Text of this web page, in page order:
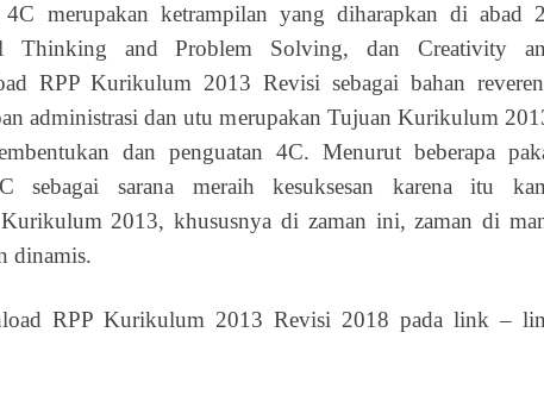
merupakan ketrampilan yang diharapkan di abad
Thinking and Problem Solving, dan Creativity
RPP Kurikulum 2013 Revisi sebagai bahan
administrasi dan utu merupakan Tujuan Kurikulum
dan penguatan 4C. Menurut beberapa
sebagai sarana meraih kesuksesan karena itu
2013, khususnya di zaman ini, zaman di
dinamis.
RPP Kurikulum 2013 Revisi 2018 pada link –